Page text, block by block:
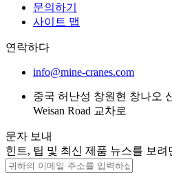
문의하기
사이트 맵
연락하다
info@mine-cranes.com
중국 허난성 창원현 창나오
Weisan Road 교차로
문자 보내
힌트, 팁 및 최신 제품 뉴스를 보